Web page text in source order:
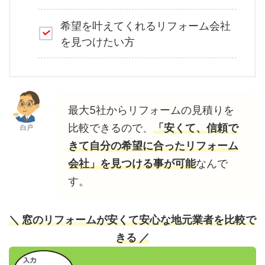
希望を叶えてくれるリフォーム会社
を見つけたい方
白戸
最大5社からリフォームの見積りを
比較できるので、 「安くて、信頼で
きて自分の希望に合ったリフォーム
会社」を見つける事が可能なんで
す。
＼ 窓のリフォームが安くて安心な地元業者を比較で
きる ／